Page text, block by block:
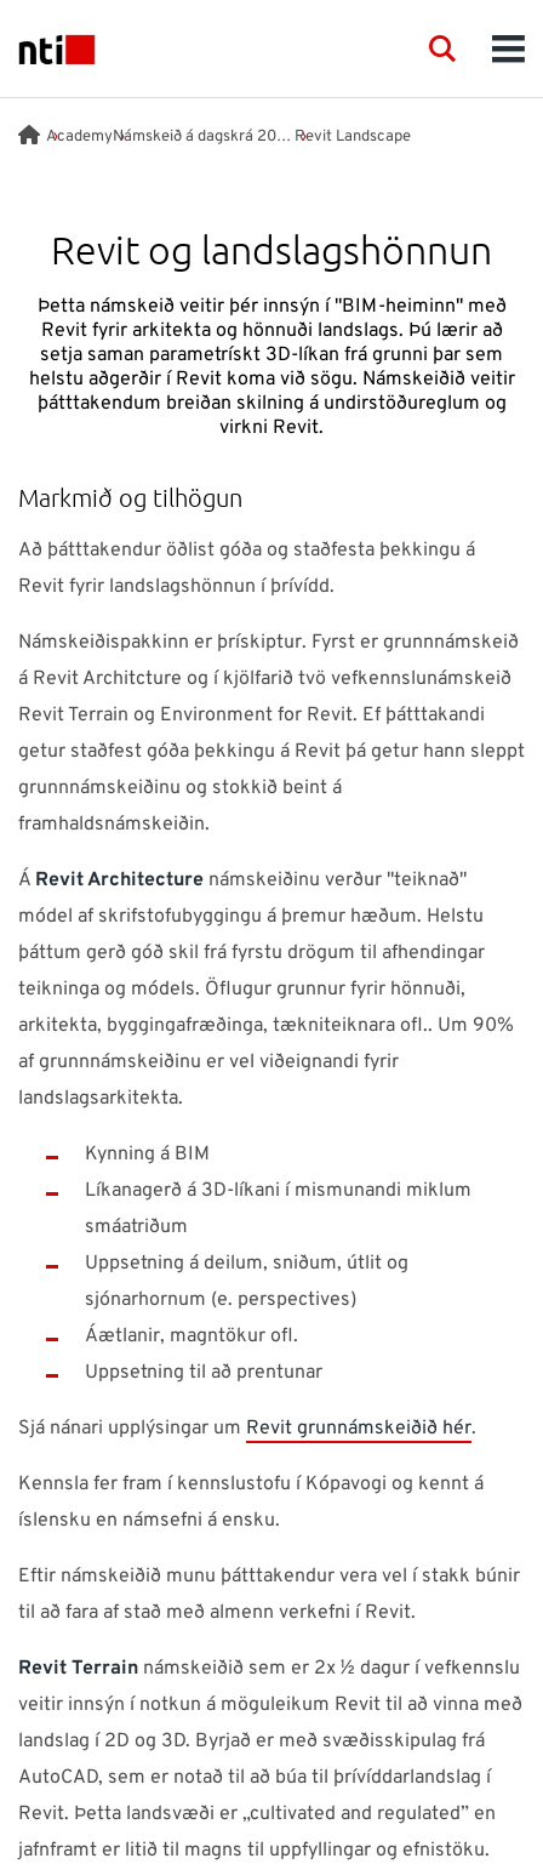
NTI logo
FAGSVIÐ
VÖRUR
ACADEMY
VIÐBURÐIR
INNSÝN
ÞJÓNUSTA
Verum í góðu sambandi!
Neðst á síðunni má finna símanúmer, netföng,
opnunartíma ofl. upplýsingar
Ísland NTI Group Brasil Danmark Deutschland
France España Ireland Italia Nederland
Norge
Suomi
Sverige UK
Search
Academy Námskeið á dagskrá 2026 Revit Landscape
Revit og landslagshönnun
Þetta námskeið veitir þér innsýn í "BIM-heiminn" með
Revit fyrir arkitekta og hönnuði landslags. Þú lærir að
setja saman parametrískt 3D-líkan frá grunni þar sem
helstu aðgerðir í Revit koma við sögu. Námskeiðið veitir
þátttakendum breiðan skilning á undirstöðureglum og
virkni Revit.
Markmið og tilhögun
Að þátttakendur öðlist góða og staðfesta þekkingu á
Revit fyrir landslagshönnun í þrívídd.
Námskeiðispakkinn er þrískiptur. Fyrst er grunnnámskeið
á Revit Architcture og í kjölfarið tvö vefkennslunámskeið
Revit Terrain og Environment for Revit. Ef þátttakandi
getur staðfest góða þekkingu á Revit þá getur hann sleppt
grunnnámskeiðinu og stokkið beint á
framhaldsnámskeiðin.
Á Revit Architecture námskeiðinu verður "teiknað"
módel af skrifstofubyggingu á þremur hæðum. Helstu
þáttum gerð góð skil frá fyrstu drögum til afhendingar
teikninga og módels. Öflugur grunnur fyrir hönnuði,
arkitekta, byggingafræðinga, tækniteiknara ofl.. Um 90%
af grunnnámskeiðinu er vel viðeignandi fyrir
landslagsarkitekta.
Kynning á BIM
Líkanagerð á 3D-líkani í mismunandi miklum
smáatriðum
Uppsetning á deilum, sniðum, útlit og
sjónarhornum (e. perspectives)
Áætlanir, magntökur ofl.
Uppsetning til að prentunar
Sjá nánari upplýsingar um Revit grunnámskeiðið hér.
Kennsla fer fram í kennslustofu í Kópavogi og kennt á
íslensku en námsefni á ensku.
Eftir námskeiðið munu þátttakendur vera vel í stakk búnir
til að fara af stað með almenn verkefni í Revit.
Revit Terrain námskeiðið sem er 2x ½ dagur í vefkennslu
veitir innsýn í notkun á möguleikum Revit til að vinna með
landslag í 2D og 3D. Byrjað er með svæðisskipulag frá
AutoCAD, sem er notað til að búa til þrívíddarlandslag í
Revit. Þetta landsvæði er „cultivated and regulated” en
jafnframt er litið til magns til uppfyllingar og efnistöku.